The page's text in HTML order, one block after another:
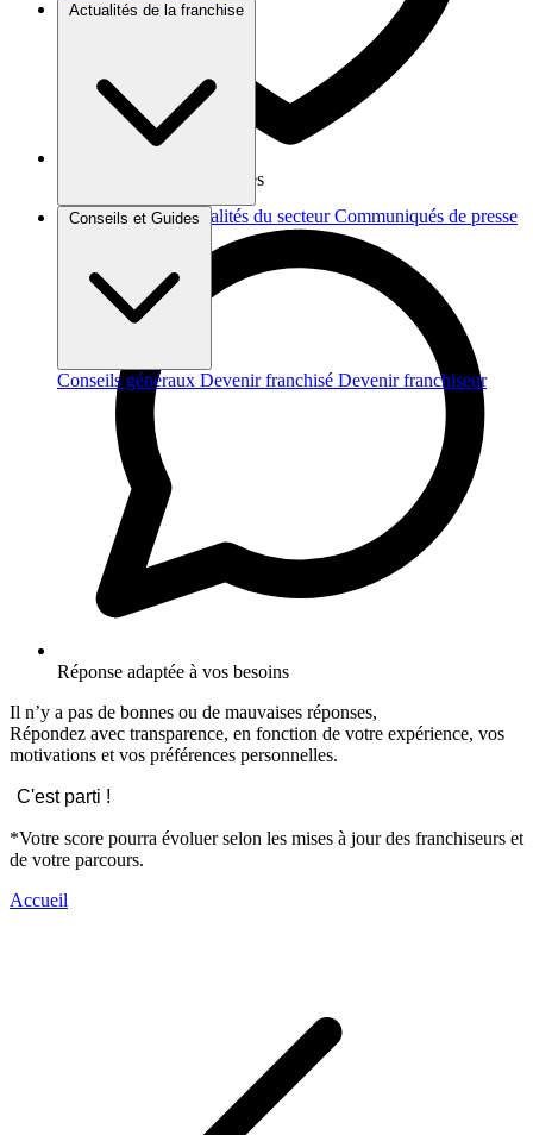
Actualités de la franchise
Brèves et actus Actualités du secteur Communiqués de presse
Conseils et Guides
Conseils généraux Devenir franchisé Devenir franchiseur
Vos données sont protégées
Réponse adaptée à vos besoins
Il n’y a pas de bonnes ou de mauvaises réponses,
Répondez avec transparence, en fonction de votre expérience, vos
motivations et vos préférences personnelles.
C'est parti !
*Votre score pourra évoluer selon les mises à jour des franchiseurs et
de votre parcours.
Accueil